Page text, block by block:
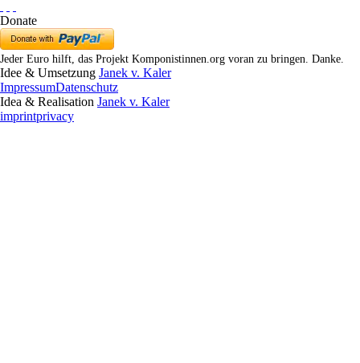
Donate
Jeder Euro hilft, das Projekt Komponistinnen.org voran zu bringen. Danke.
Idee & Umsetzung Janek v. Kaler
ImpressumDatenschutz
Idea & Realisation Janek v. Kaler
imprintprivacy